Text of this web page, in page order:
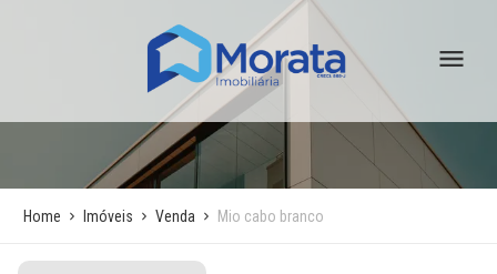
Home Imóveis Venda Mio cabo branco